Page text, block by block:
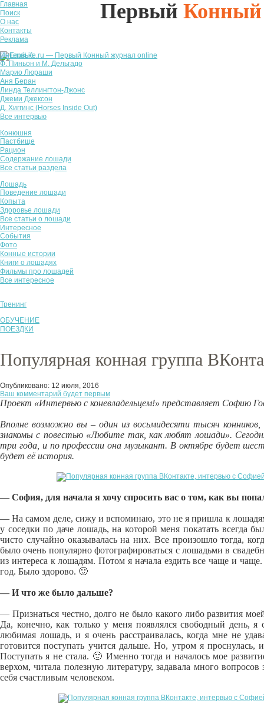
Главная
Поиск
О нас
Контакты
Реклама
Первый Конный
Интервью
Ф. Пиньон и М. Дельгадо
Марио Люраши
Аня Беран
Линда Теллингтон-Джонс
Джеми Джексон
Д. Хиггинс (Horses Inside Out)
Все интервью
Конюшня
Пастбище
Рацион
Содержание лошади
Все статьи раздела
Лошадь
Поведение лошади
Копыта
Здоровье лошади
Все статьи о лошади
Интересное
События
Фото
Конные истории
Книги о лошадях
Фильмы про лошадей
Все интересное
Тренинг
ОБУЧЕНИЕ
ПОЕЗДКИ
Популярная конная группа
Опубликовано: 12 июля, 2016
Ваш комментарий будет первым
Проект «Интервью с коневладельцем!» представляет Софию
Вполне возможно вы – один из восьмидесяти тысяч
знакомы с повестью «Любите так, как любят лошади».
три года, и по профессии она музыкант. В октябре будет
будет её история.
— София, для начала я хочу спросить вас о том, как вы
— На самом деле, сижу и вспоминаю, это не я пришла к
у соседки по даче лошадь, на которой меня покатать всегда
чисто случайно оказывалась на них. Все произошло тогда,
было очень популярно фотографироваться с лошадьми в
из интереса к лошадям. Потом я начала ездить все чаще и
год. Было здорово. 🙂
— И что же было дальше?
— Признаться честно, долго не было какого либо развития
Да, конечно, как только у меня появлялся свободный день,
любимая лошадь, и я очень расстраивалась, когда мне не
готовится поступать учится дальше. Но, утром я
Поступать я не стала. 🙂 Именно тогда и началось мое
верхом, читала полезную литературу, задавала много
себя счастливым человеком.